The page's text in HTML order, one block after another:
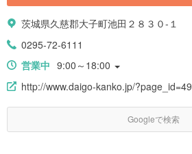
茨城県久慈郡大子町池田２８３０-１
0295-72-6111
営業中 9:00～18:00
http://www.daigo-kanko.jp/?page_id=49
Googleで検索